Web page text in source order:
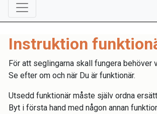
Instruktion
För att seglingarna skall fungera behöver
Se efter om och när Du är funktionär.
Utsedd funktionär måste själv ordna
Byt i första hand med någon annan